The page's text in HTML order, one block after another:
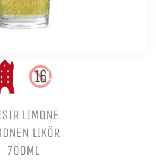
LIMONE
LIKÖR
700ML